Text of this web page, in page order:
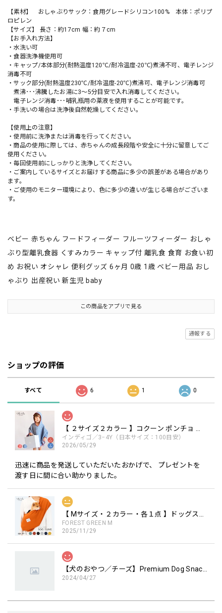
【素材】 おしゃぶりサック：食用グレードシリコン100% 本体：ポリプ
ロピレン
【サイズ】 長さ：約17cm 幅：約７cm
【お手入れ方法】
・水洗い可
・食器洗浄機使用可
・キャップ/本体部分(耐熱温度120℃/耐冷温度-20℃)煮沸不可、電子レンジ
消毒不可
・サック部分(耐熱温度230℃/耐冷温度-20℃)煮沸可、電子レンジ消毒可
煮沸･･･沸騰したお湯に3～5分目安で入れ消毒してください。
電子レンジ消毒･･･哺乳瓶用の薬液を使用することが可能です。
・手洗いの場合は洗浄後自然乾燥してください。
【使用上の注意】
・使用前に洗浄または消毒を行ってください。
・商品の使用に際しては、赤ちゃんの成長段階や安全に十分に留意してご
使用ください。
・毎回使用前にしっかりと洗浄してください。
・ご案内しているサイズとお届けする商品に多少の誤差がある場合があり
ます。
・ご使用のモニター環境により、色に多少の違いが生じる場合がございま
す。
ベビー 赤ちゃん フードフィーダー フルーツフィーダー おしゃ
ぶり型離乳食器 くすみカラー キャップ付 離乳食 食育 お食い初
め お祝い オシャレ 便利グッズ 6ヶ月 0歳 1歳 ベビー用品 おし
ゃぶり 出産祝い 新生児 baby
この商品をアプリで見る
通報する
ショップの評価
すべて 6 1 0
インディゴ／3−4Y（日本サイズ：100目安）
2026/05/29
迅速に商品を発送していただいたおかげで、 プレゼントを
渡す日に間に合い助かりました。
FOREST GREEN M
2025/11/29
2024/04/27